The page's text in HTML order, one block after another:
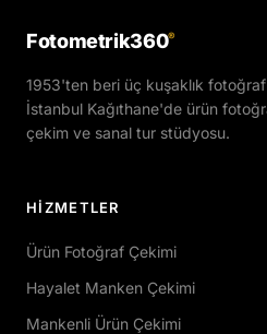
Fotometrik360®
1953'ten beri üç kuşaklık
İstanbul Kağıthane'de ürün
çekim ve sanal tur stüdyosu.
HIZMETLER
Ürün Fotoğraf Çekimi
Hayalet Manken Çekimi
Mankenli Ürün Çekimi